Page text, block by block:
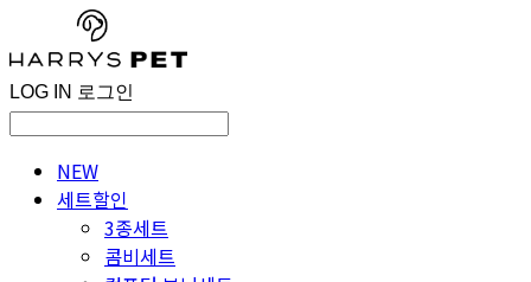
LOG IN 로그인
NEW
세트할인
3종세트
콤비세트